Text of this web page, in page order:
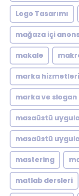
Logo Tasarımı
mağaza içi
makale
marka hizmetleri
marka ve slogan
masaüstü
masaüstü
mastering
matlab dersleri